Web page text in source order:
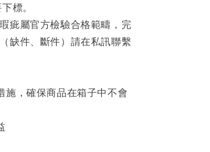
標。
疵屬官方檢驗合格範疇，完
缺件、斷件）請在私訊聯繫
施，確保商品在箱子中不會